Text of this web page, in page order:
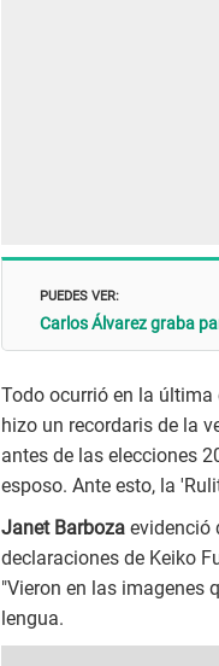
PUEDES VER:
Carlos Álvarez graba
Todo ocurrió en la última
hizo un recordaris de la
antes de las elecciones
esposo. Ante esto, la
Janet Barboza evidenció
declaraciones de Keiko
"Vieron en las imagenes
lengua.